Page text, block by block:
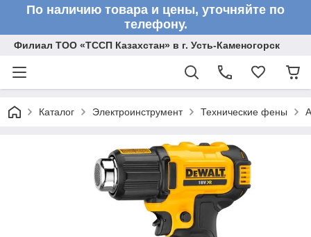
По наличию товара и цены, уточняйте по
телефону.
Филиал ТОО «ТССП Казахстан» в г. Усть-Каменогорск
Каталог Электроинструмент Технические фены